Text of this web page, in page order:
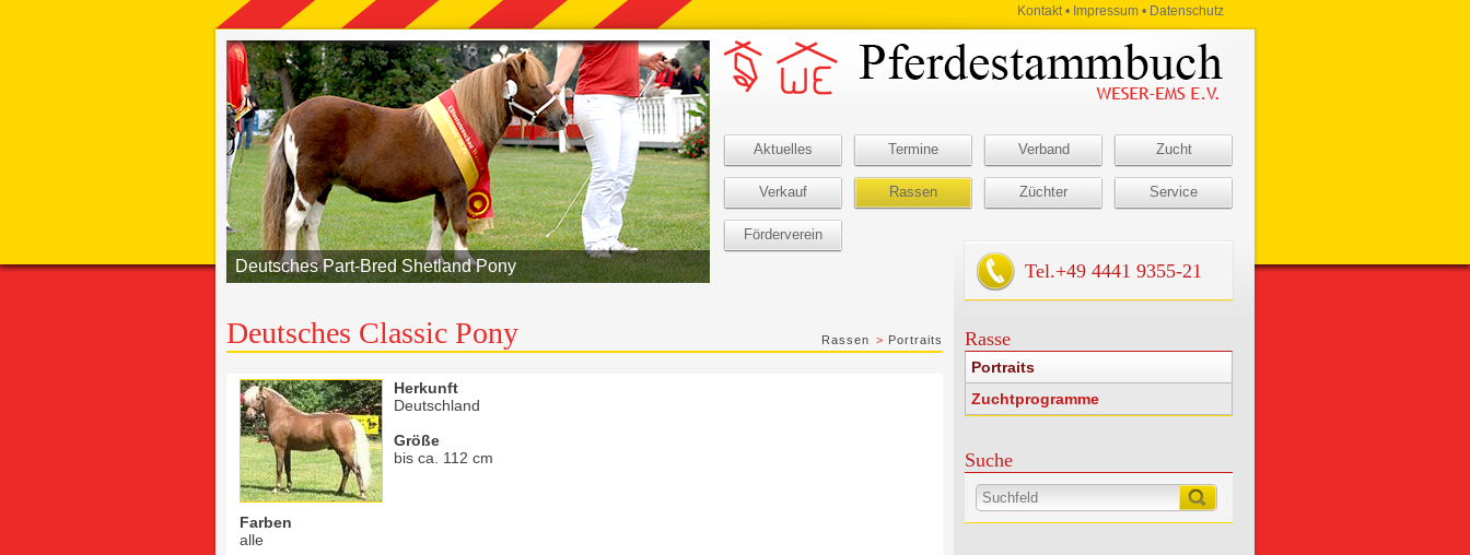
Kontakt • Impressum • Datenschutz
Deutsches Part-Bred Shetland Pony
Aktuelles Termine Verband Zucht
Verkauf Rassen Züchter Service
Förderverein
Deutsches Classic Pony Rassen > Portraits
Herkunft
Deutschland
Größe
bis ca. 112 cm
Farben
alle
Tel.+49 4441 9355-21
Rasse
Portraits
Zuchtprogramme
Suche